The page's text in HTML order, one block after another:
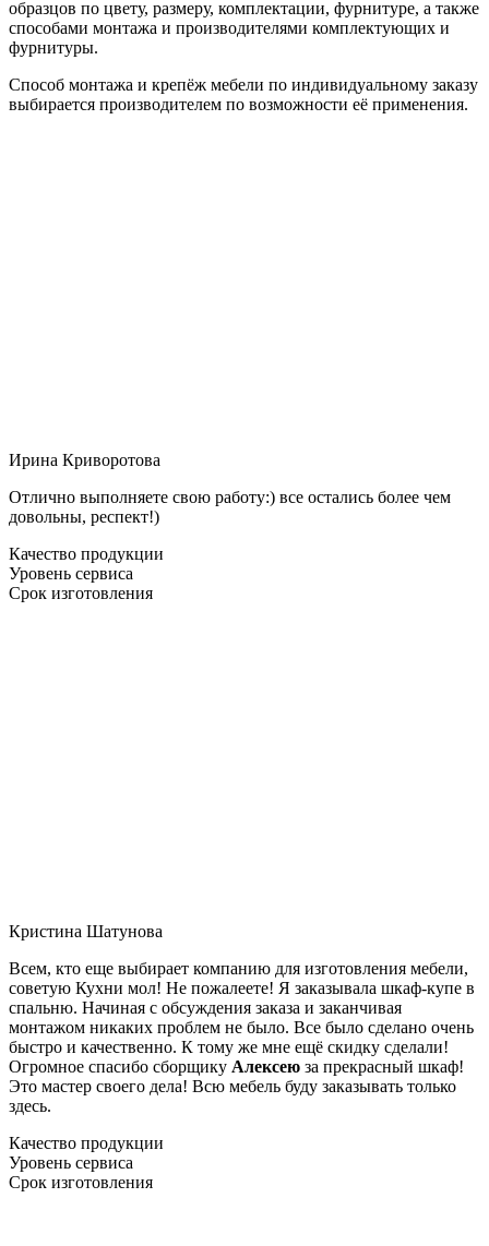
образцов по цвету, размеру, комплектации, фурнитуре, а также
способами монтажа и производителями комплектующих и
фурнитуры.
Способ монтажа и крепёж мебели по индивидуальному заказу
выбирается производителем по возможности её применения.
Ирина Криворотова
Отлично выполняете свою работу:) все остались более чем
довольны, респект!)
Качество продукции
Уровень сервиса
Срок изготовления
Кристина Шатунова
Всем, кто еще выбирает компанию для изготовления мебели,
советую Кухни мол! Не пожалеете! Я заказывала шкаф-купе в
спальню. Начиная с обсуждения заказа и заканчивая
монтажом никаких проблем не было. Все было сделано очень
быстро и качественно. К тому же мне ещё скидку сделали!
Огромное спасибо сборщику Алексею за прекрасный шкаф!
Это мастер своего дела! Всю мебель буду заказывать только
здесь.
Качество продукции
Уровень сервиса
Срок изготовления